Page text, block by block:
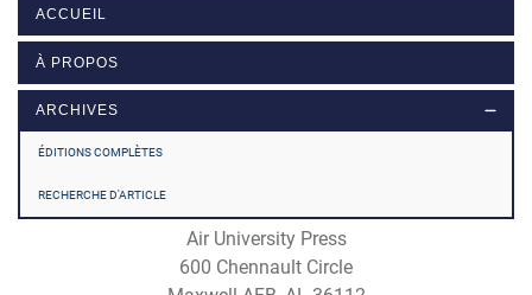
ACCUEIL
À PROPOS
ARCHIVES
ÉDITIONS COMPLÈTES
RECHERCHE D'ARTICLE
Air University Press
600 Chennault Circle